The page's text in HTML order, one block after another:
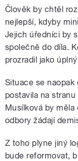
Člověk by chtěl
nejlepší, kdyby
Jejich úředníci by
společně do díla.
prozradil jako
Situace se naopak
postavila na
Musílková by
odbory žádají
Z toho plyne jiný
bude reformovat,